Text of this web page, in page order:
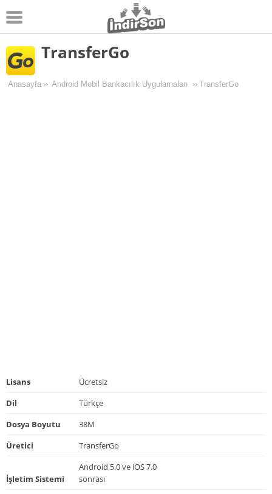
Android
Pc Oyunları
TransferGo
Anasayfa ›› Android Mobil Bankacılık Uygulamaları ›› TransferGo
Lisans
Ücretsiz
Dil
Türkçe
Dosya Boyutu
38M
Üretici
TransferGo
İşletim Sistemi
Android 5.0 ve iOS 7.0
sonrası